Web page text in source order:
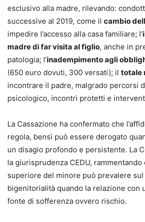
esclusivo alla madre, rilevando:
successive al 2019, come il cambio
impedire l’accesso alla casa familiare; l’
madre di far visita al figlio, anche in
patologia; l’inadempimento agli
(650 euro dovuti, 300 versati); il totale
incontrare il padre, malgrado percorsi
psicologico, incontri protetti e
La Cassazione ha confermato che
regola, bensì può essere derogato
un disagio profondo e persistente. La
la giurisprudenza CEDU, rammentando
superiore del minore può prevalere
bigenitorialità quando la relazione con
fonte di sofferenza ovvero rischio.